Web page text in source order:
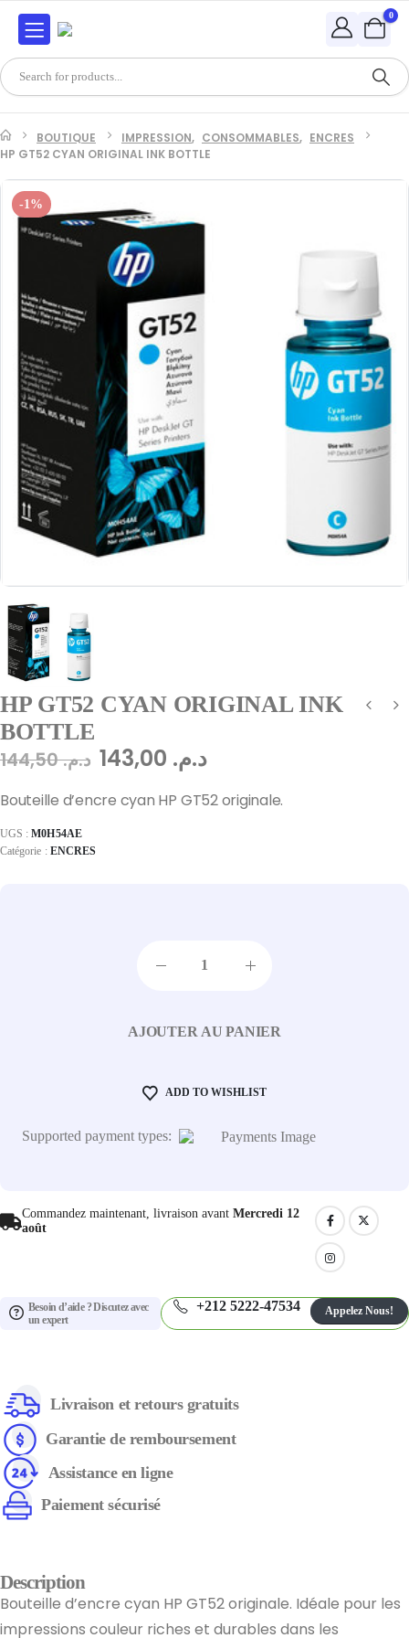
0
BOUTIQUE IMPRESSION, CONSOMMABLES, ENCRES
HP GT52 CYAN ORIGINAL INK BOTTLE
-1%
HP GT52 CYAN ORIGINAL INK
BOTTLE
د.م.144,50 د.م.
Bouteille d’encre cyan HP GT52 originale.
UGS :M0H54AE
Catégorie : ENCRES
AJOUTER AU PANIER
ADD TO WISHLIST
Supported payment types:
Commandez maintenant, livraison avant Mercredi 12
août
Besoin d’aide ? Discutez avec
un expert
+212 5222-47534 Appelez Nous!
Livraison et retours gratuits
Garantie de remboursement
Assistance en ligne
Paiement sécurisé
Description
Bouteille d’encre cyan HP GT52 originale. Idéale pour les
impressions couleur riches et durables dans les